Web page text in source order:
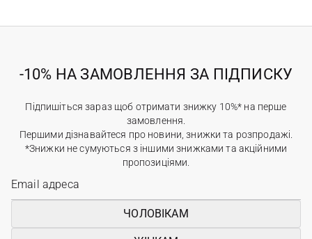
-10% НА ЗАМОВЛЕННЯ ЗА ПІДПИСКУ
Підпишіться зараз щоб отримати знижку 10%* на перше
замовлення.
Першими дізнавайтеся про новини, знижки та розпродажі.
*Знижки не сумуються з іншими знижками та акційними
пропозиціями.
ЧОЛОВІКАМ